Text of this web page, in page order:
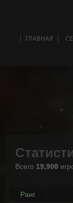
ГЛАВНАЯ
Всего 19,908
Ранг